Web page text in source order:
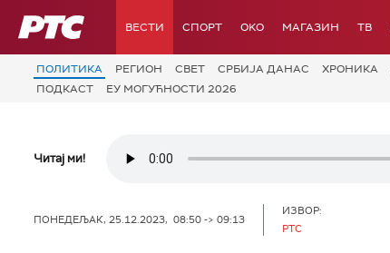
РТС ВЕСТИ СПОРТ OKO МАГАЗИН ТВ
ПОЛИТИКА РЕГИОН СВЕТ СРБИЈА ДАНАС ХРОНИКА
ПОДКАСТ
ЕУ МОГУЋНОСТИ 2026
Читај ми!
ПОНЕДЕЉАК, 25.12.2023, 08:50 -> 09:13
ИЗВОР:
РТС